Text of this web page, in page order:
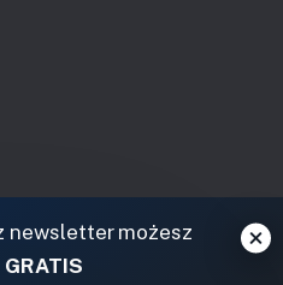
newsletter możesz
GRATIS